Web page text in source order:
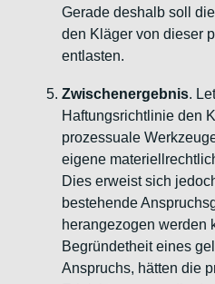
Gerade deshalb soll
den Kläger von dieser
entlasten.
Zwischenergebnis.
Haftungsrichtlinie den
prozessuale
eigene
Dies erweist sich
bestehende
herangezogen werden
Begründetheit eines
Anspruchs, hätten die